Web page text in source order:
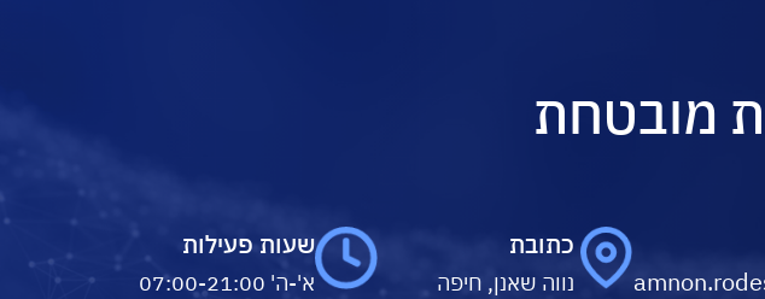
מובטחת
כתובת
נווה שאנן, חיפה
שעות פעילות
א'-ה' 07:00-21:00